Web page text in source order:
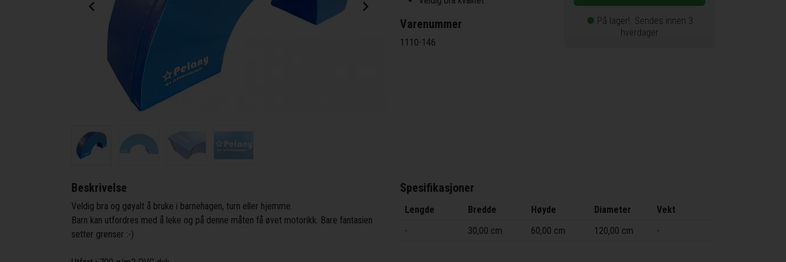
Varenummer
1110-146
circle På lager!. Sendes innen 3
hverdager
Beskrivelse
Veldig bra og gøyalt å bruke i barnehagen, turn eller hjemme.
Barn kan utfordres med å leke og på denne måten få øvet motorikk. Bare fantasien
setter grenser :-)
Spesifikasjoner
Lengde Bredde Høyde Diameter
Vekt
-
30,00 cm 60,00 cm 120,00 cm -